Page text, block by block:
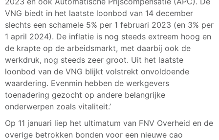
VNG biedt in het laatste loonbod van 14 december
slechts een schamele 5% per 1 februari 2023 (en 3% per
1 april 2024). De inflatie is nog steeds extreem hoog en
de krapte op de arbeidsmarkt, met daarbij ook de
werkdruk, nog steeds zeer groot. Uit het laatste
loonbod van de VNG blijkt volstrekt onvoldoende
waardering. Evenmin hebben de werkgevers
toenadering gezocht op andere belangrijke
onderwerpen zoals vitaliteit.’
Op 11 januari liep het ultimatum van FNV Overheid en de
overige betrokken bonden voor een nieuwe cao